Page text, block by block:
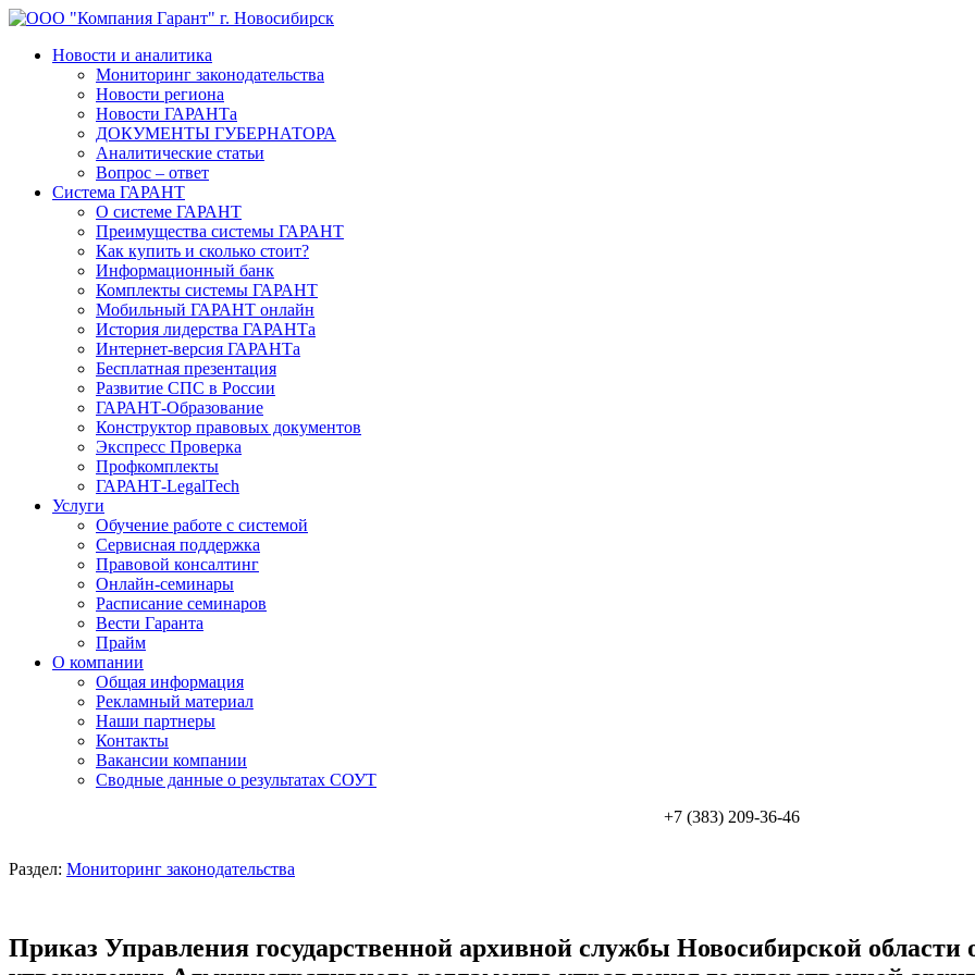
Новости и аналитика
Мониторинг законодательства
Новости региона
Новости ГАРАНТа
ДОКУМЕНТЫ ГУБЕРНАТОРА
Аналитические статьи
Вопрос – ответ
Система ГАРАНТ
О системе ГАРАНТ
Преимущества системы ГАРАНТ
Как купить и сколько стоит?
Информационный банк
Комплекты системы ГАРАНТ
Мобильный ГАРАНТ онлайн
История лидерства ГАРАНТа
Интернет-версия ГАРАНТа
Бесплатная презентация
Развитие СПС в России
ГАРАНТ-Образование
Конструктор правовых документов
Экспресс Проверка
Профкомплекты
ГАРАНТ-LegalTech
Услуги
Обучение работе с системой
Сервисная поддержка
Правовой консалтинг
Онлайн-семинары
Расписание семинаров
Вести Гаранта
Прайм
О компании
Общая информация
Рекламный материал
Наши партнеры
Контакты
Вакансии компании
Сводные данные о результатах СОУТ
+7 (383) 209-36-46
Раздел: Мониторинг законодательства
Приказ Управления государственной архивной службы Новосибирской